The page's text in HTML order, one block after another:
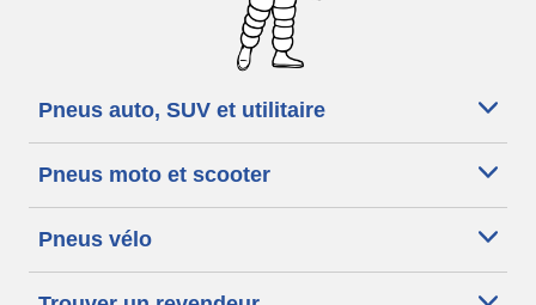
Pneus auto, SUV et utilitaire
Pneus moto et scooter
Pneus vélo